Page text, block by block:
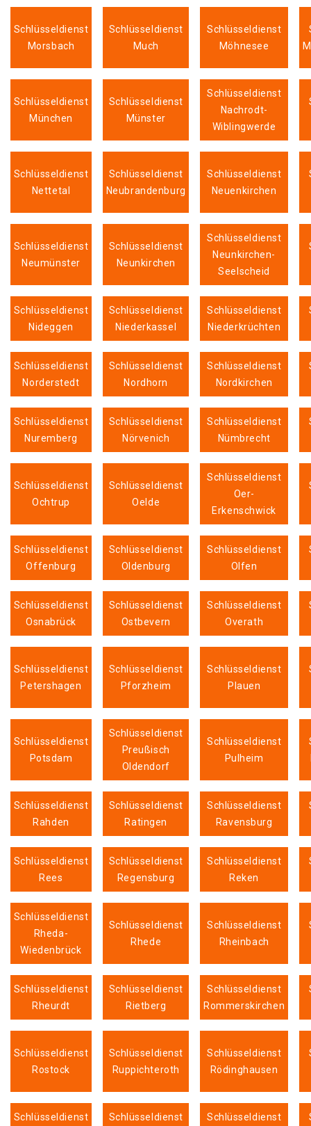
Schlüsseldienst
Morsbach
Schlüsseldienst
Much
Schlüsseldienst
Möhnesee
Schlüsseldienst
München
Schlüsseldienst
Münster
Schlüsseldienst
Nachrodt-
Wiblingwerde
Schlüsseldienst
Nettetal
Schlüsseldienst
Neubrandenburg
Schlüsseldienst
Neuenkirchen
Schlüsseldienst
Neumünster
Schlüsseldienst
Neunkirchen
Schlüsseldienst
Neunkirchen-
Seelscheid
Schlüsseldienst
Nideggen
Schlüsseldienst
Niederkassel
Schlüsseldienst
Niederkrüchten
Schlüsseldienst
Norderstedt
Schlüsseldienst
Nordhorn
Schlüsseldienst
Nordkirchen
Schlüsseldienst
Nuremberg
Schlüsseldienst
Nörvenich
Schlüsseldienst
Nümbrecht
Schlüsseldienst
Ochtrup
Schlüsseldienst
Oelde
Schlüsseldienst
Oer-
Erkenschwick
Schlüsseldienst
Offenburg
Schlüsseldienst
Oldenburg
Schlüsseldienst
Olfen
Schlüsseldienst
Osnabrück
Schlüsseldienst
Ostbevern
Schlüsseldienst
Overath
Schlüsseldienst
Petershagen
Schlüsseldienst
Pforzheim
Schlüsseldienst
Plauen
Schlüsseldienst
Potsdam
Schlüsseldienst
Preußisch
Oldendorf
Schlüsseldienst
Pulheim
Schlüsseldienst
Rahden
Schlüsseldienst
Ratingen
Schlüsseldienst
Ravensburg
Schlüsseldienst
Rees
Schlüsseldienst
Regensburg
Schlüsseldienst
Reken
Schlüsseldienst
Rheda-
Wiedenbrück
Schlüsseldienst
Rhede
Schlüsseldienst
Rheinbach
Schlüsseldienst
Rheurdt
Schlüsseldienst
Rietberg
Schlüsseldienst
Rommerskirchen
Schlüsseldienst
Rostock
Schlüsseldienst
Ruppichteroth
Schlüsseldienst
Rödinghausen
Schlüsseldienst Schlüsseldienst Schlüsseldienst